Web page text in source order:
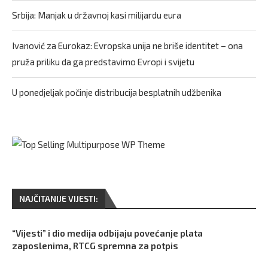
Srbija: Manjak u državnoj kasi milijardu eura
Ivanović za Eurokaz: Evropska unija ne briše identitet – ona
pruža priliku da ga predstavimo Evropi i svijetu
U ponedjeljak počinje distribucija besplatnih udžbenika
NAJČITANIJE VIJESTI:
“Vijesti” i dio medija odbijaju povećanje plata
zaposlenima, RTCG spremna za potpis